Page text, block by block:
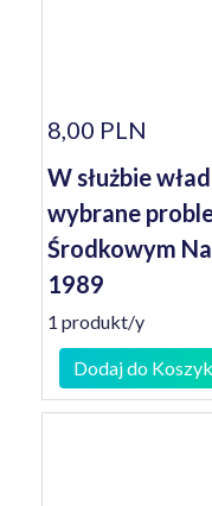
8,00 PLN
W służbie
wybrane
Środkowym
1989
1 produkt/y
Dodaj do